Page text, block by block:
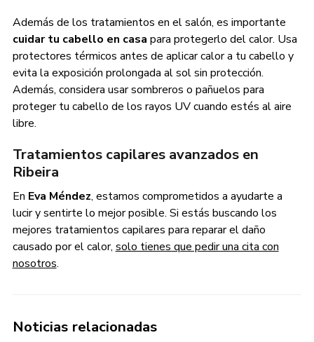
Además de los tratamientos en el salón, es importante
cuidar tu cabello en casa para protegerlo del calor. Usa
protectores térmicos antes de aplicar calor a tu cabello y
evita la exposición prolongada al sol sin protección.
Además, considera usar sombreros o pañuelos para
proteger tu cabello de los rayos UV cuando estés al aire
libre.
Tratamientos capilares avanzados en
Ribeira
En Eva Méndez, estamos comprometidos a ayudarte a
lucir y sentirte lo mejor posible. Si estás buscando los
mejores tratamientos capilares para reparar el daño
causado por el calor, solo tienes que pedir una cita con
nosotros.
Noticias relacionadas